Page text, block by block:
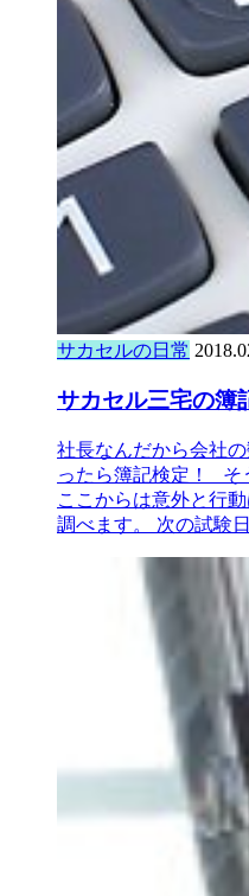
サカセルの日常
サカセル三宅の
社長なんだから会社
ったら簿記検定！ そ
ここからは意外と行
調べます。 次の試験